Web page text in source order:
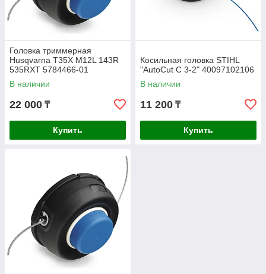
Головка триммерная
Husqvarna T35X M12L 143R
535RXT 5784466-01
В наличии
22 000 ₸
Купить
Косильная головка STIHL
"AutoCut C 3-2" 40097102106
В наличии
11 200 ₸
Купить